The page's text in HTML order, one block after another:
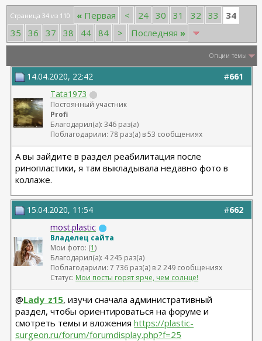
Страница 34 из 110 « Первая < 24 30 31 32 33
34
35
36 37 38 44 84 > Последняя »
Опции темы
#661
14.04.2020, 22:42
Tata1973
Постоянный участник
Profi
Благодарил(а): 346 раз(а)
Поблагодарили: 78 раз(а) в 53 сообщениях
А вы зайдите в раздел реабилитация после
ринопластики, я там выкладывала недавно фото в
коллаже.
#662
15.04.2020, 11:54
most.plastic
Владелец сайта
Мои фото: (1)
Благодарил(а): 4 245 раз(а)
Поблагодарили: 7 736 раз(а) в 2 249 сообщениях
Статус: Мои посты горят ярче, чем солнце!
@Lady_z15, изучи сначала административный
раздел, чтобы ориентироваться на форуме и
смотреть темы и вложенияhttps://plastic-
surgeon.ru/forum/forumdisplay.php?f=25